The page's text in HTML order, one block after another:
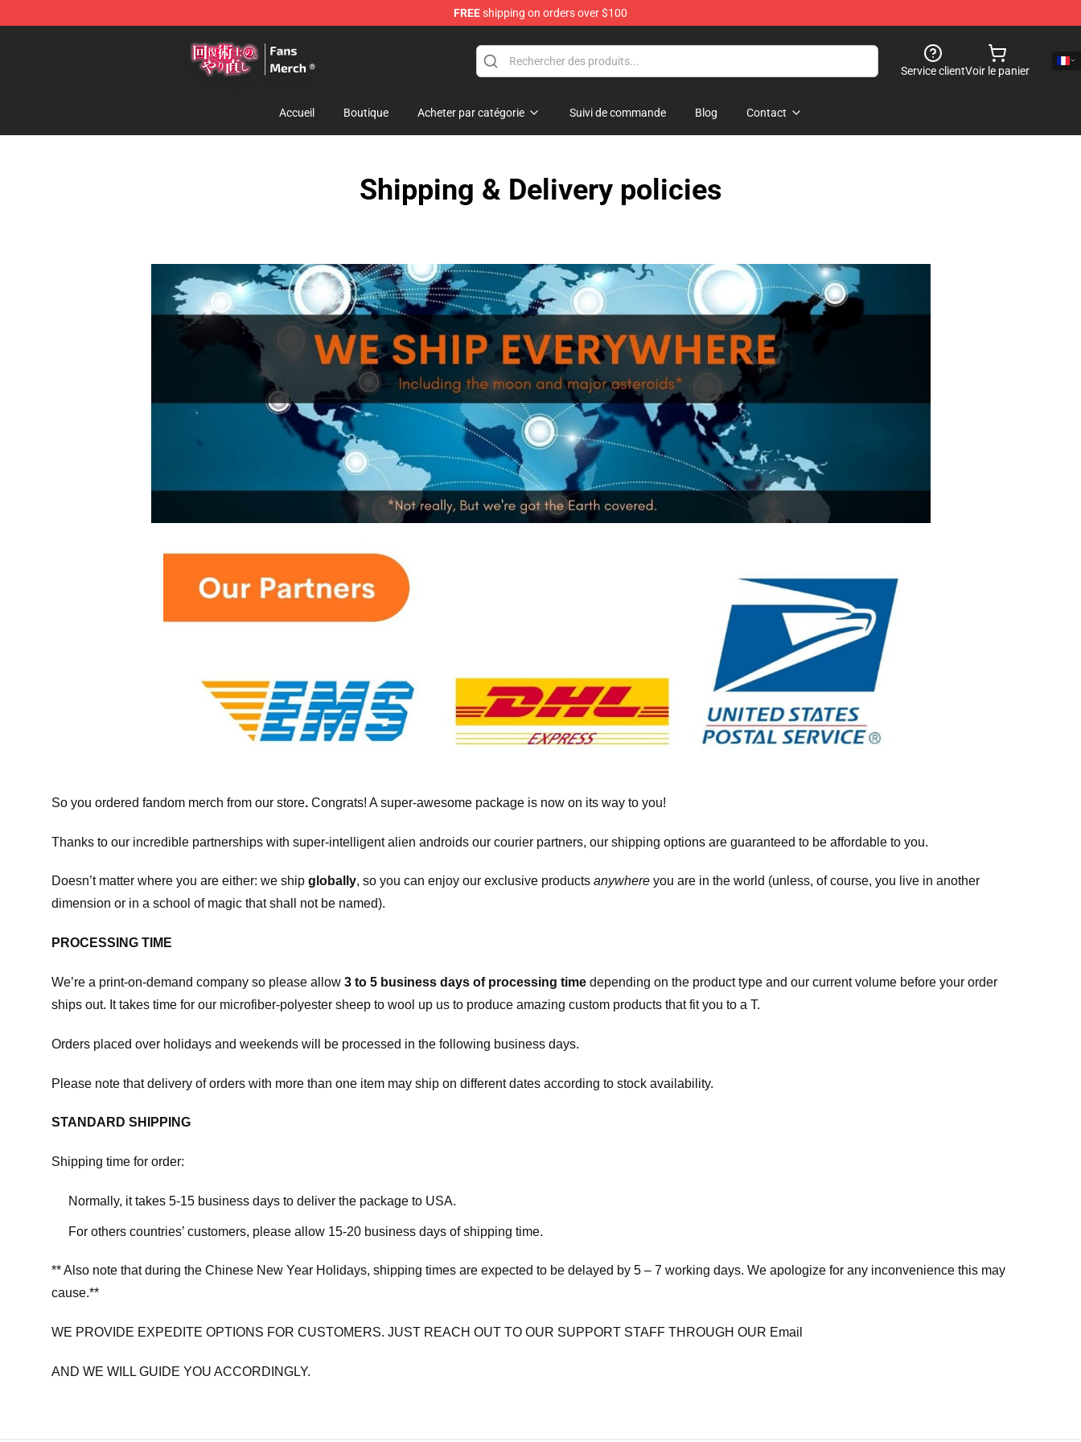
FREEshipping on orders over $100
Service clientVoir le panier
Accueil Boutique Acheter par catégorie Suivi de commande Blog Contact
Shipping & Delivery policies
So you ordered fandom merch from our store. Congrats! A super-awesome package is now on its way to you!
Thanks to our incredible partnerships with super-intelligent alien androids our courier partners, our shipping options are guaranteed to be affordable to you.
Doesn’t matter where you are either: we ship globally, so you can enjoy our exclusive products anywhere you are in the world (unless, of course, you live in another
dimension or in a school of magic that shall not be named).
PROCESSING TIME
We’re a print-on-demand company so please allow 3 to 5 business days of processing time depending on the product type and our current volume before your order
ships out. It takes time for our microfiber-polyester sheep to wool up us to produce amazing custom products that fit you to a T.
Orders placed over holidays and weekends will be processed in the following business days.
Please note that delivery of orders with more than one item may ship on different dates according to stock availability.
STANDARD SHIPPING
Shipping time for order:
Normally, it takes 5-15 business days to deliver the package to USA.
For others countries’ customers, please allow 15-20 business days of shipping time.
** Also note that during the Chinese New Year Holidays, shipping times are expected to be delayed by 5 – 7 working days. We apologize for any inconvenience this may
cause.**
WE PROVIDE EXPEDITE OPTIONS FOR CUSTOMERS. JUST REACH OUT TO OUR SUPPORT STAFF THROUGH OUR Email
AND WE WILL GUIDE YOU ACCORDINGLY.